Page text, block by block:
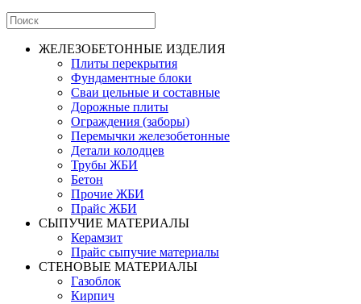
ЖЕЛЕЗОБЕТОННЫЕ ИЗДЕЛИЯ
Плиты перекрытия
Фундаментные блоки
Сваи цельные и составные
Дорожные плиты
Ограждения (заборы)
Перемычки железобетонные
Детали колодцев
Трубы ЖБИ
Бетон
Прочие ЖБИ
Прайс ЖБИ
СЫПУЧИЕ МАТЕРИАЛЫ
Керамзит
Прайс сыпучие материалы
СТЕНОВЫЕ МАТЕРИАЛЫ
Газоблок
Кирпич